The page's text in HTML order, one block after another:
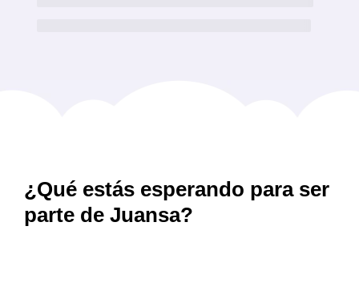
¿Qué estás esperando para ser
parte de Juansa?